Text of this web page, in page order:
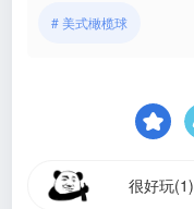
# 美式橄榄球
很好玩(1)